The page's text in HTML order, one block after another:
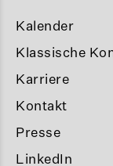
Kalender
Klassische
Karriere
Kontakt
Presse
LinkedIn